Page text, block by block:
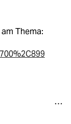
Thema: